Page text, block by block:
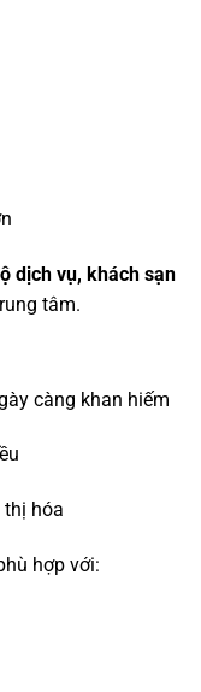
dịch vụ, khách sạn
tâm.
càng khan hiếm
hóa
hợp với: